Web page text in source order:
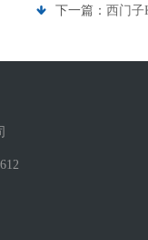
下一篇： 西门子